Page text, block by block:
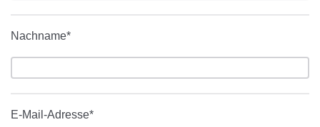
Nachname*
E-Mail-Adresse*